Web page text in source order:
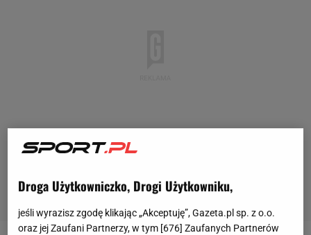
Droga Użytkowniczko, Drogi Użytkowniku,
jeśli wyrazisz zgodę klikając „Akceptuję”, Gazeta.pl sp. z o.o.
oraz jej Zaufani Partnerzy, w tym [676] Zaufanych Partnerów